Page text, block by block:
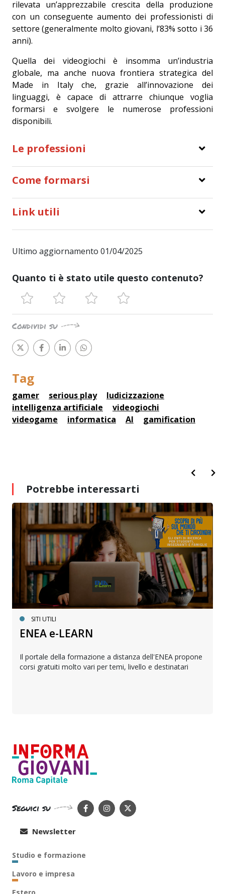
rilevata un’apprezzabile crescita della produzione
con un conseguente aumento dei professionisti di
settore (generalmente molto giovani, l’83% sotto i 36
anni).
Quella dei videogiochi è insomma un’industria
globale, ma anche nuova frontiera strategica del
Made in Italy che, grazie all’innovazione dei
linguaggi, è capace di attrarre chiunque voglia
formarsi e svolgere le numerose professioni
disponibili.
Le professioni
Come formarsi
Link utili
Ultimo aggiornamento 01/04/2025
Quanto ti è stato utile questo contenuto?
Condividi su
Tag
gamer serious play
ludicizzazione
intelligenza artificiale
videogiochi
videogame
informatica AI gamification
Potrebbe interessarti
SITI UTILI
ENEA e-LEARN
Il portale della formazione a distanza dell'ENEA propone
corsi gratuiti molto vari per temi, livello e destinatari
Seguici su
Newsletter
Studio e formazione
Lavoro e impresa